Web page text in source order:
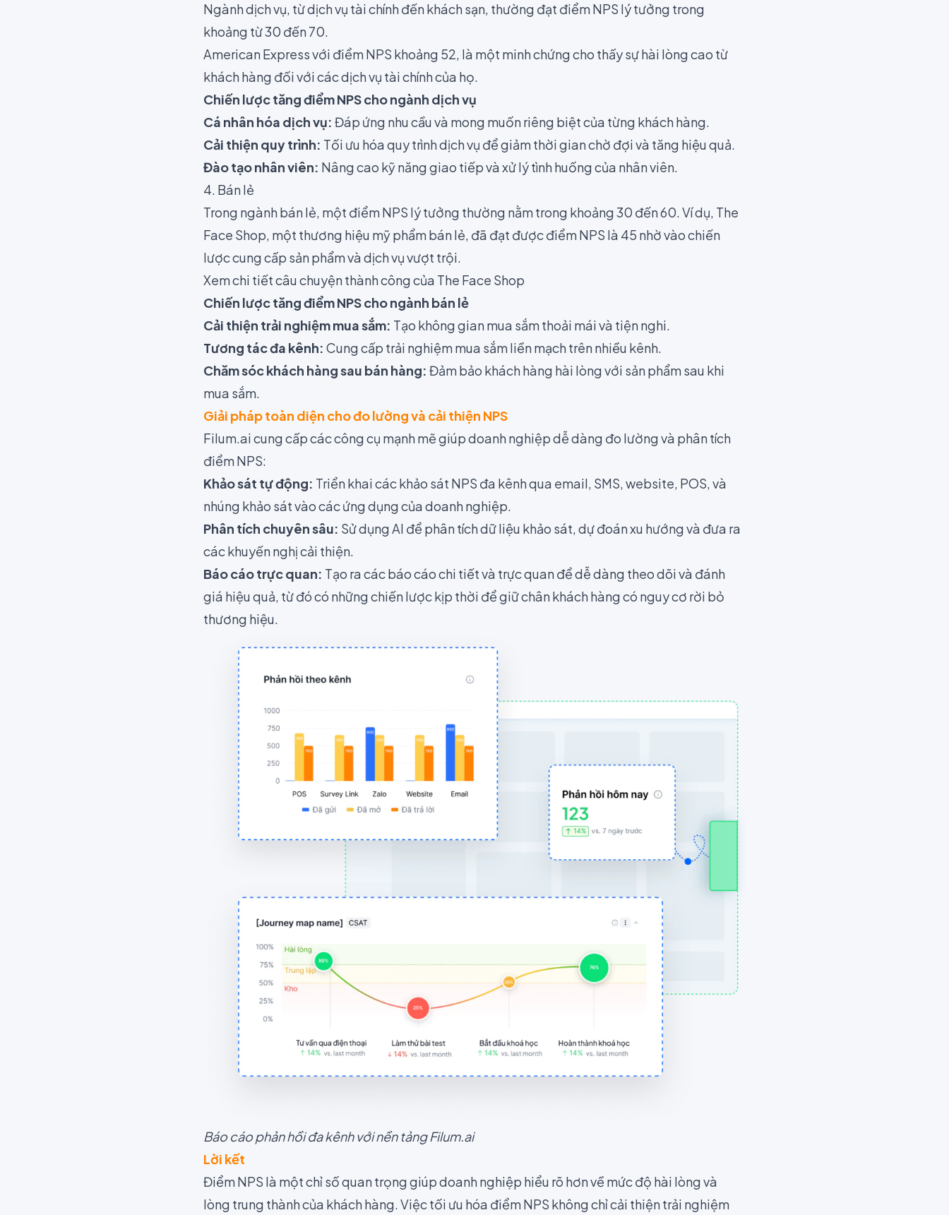
Ngành dịch vụ, từ dịch vụ tài chính đến khách sạn, thường đạt điểm NPS lý tưởng trong
khoảng từ 30 đến 70.
American Express với điểm NPS khoảng 52, là một minh chứng cho thấy sự hài lòng cao từ
khách hàng đối với các dịch vụ tài chính của họ.
Chiến lược tăng điểm NPS cho ngành dịch vụ
Cá nhân hóa dịch vụ: Đáp ứng nhu cầu và mong muốn riêng biệt của từng khách hàng.
Cải thiện quy trình: Tối ưu hóa quy trình dịch vụ để giảm thời gian chờ đợi và tăng hiệu quả.
Đào tạo nhân viên: Nâng cao kỹ năng giao tiếp và xử lý tình huống của nhân viên.
4. Bán lẻ
Trong ngành bán lẻ, một điểm NPS lý tưởng thường nằm trong khoảng 30 đến 60. Ví dụ, The
Face Shop, một thương hiệu mỹ phẩm bán lẻ, đã đạt được điểm NPS là 45 nhờ vào chiến
lược cung cấp sản phẩm và dịch vụ vượt trội.
Xem chi tiết câu chuyện thành công của The Face Shop
Chiến lược tăng điểm NPS cho ngành bán lẻ
Cải thiện trải nghiệm mua sắm: Tạo không gian mua sắm thoải mái và tiện nghi.
Tương tác đa kênh: Cung cấp trải nghiệm mua sắm liền mạch trên nhiều kênh.
Chăm sóc khách hàng sau bán hàng: Đảm bảo khách hàng hài lòng với sản phẩm sau khi
mua sắm.
Giải pháp toàn diện cho đo lường và cải thiện NPS
Filum.ai cung cấp các công cụ mạnh mẽ giúp doanh nghiệp dễ dàng đo lường và phân tích
điểm NPS:
Khảo sát tự động: Triển khai các khảo sát NPS đa kênh qua email, SMS, website, POS, và
nhúng khảo sát vào các ứng dụng của doanh nghiệp.
Phân tích chuyên sâu: Sử dụng AI để phân tích dữ liệu khảo sát, dự đoán xu hướng và đưa ra
các khuyến nghị cải thiện.
Báo cáo trực quan: Tạo ra các báo cáo chi tiết và trực quan để dễ dàng theo dõi và đánh
giá hiệu quả, từ đó có những chiến lược kịp thời để giữ chân khách hàng có nguy cơ rời bỏ
thương hiệu.
Báo cáo phản hồi đa kênh với nền tảng Filum.ai
Lời kết
Điểm NPS là một chỉ số quan trọng giúp doanh nghiệp hiểu rõ hơn về mức độ hài lòng và
lòng trung thành của khách hàng. Việc tối ưu hóa điểm NPS không chỉ cải thiện trải nghiệm